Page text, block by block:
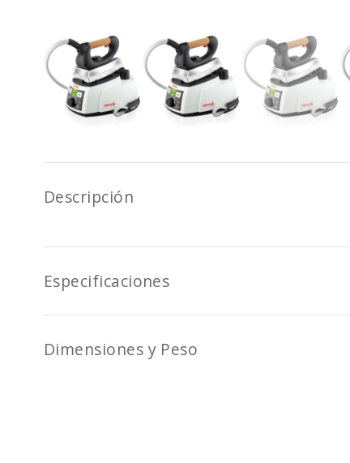
Descripción
Especificaciones
Dimensiones y Peso